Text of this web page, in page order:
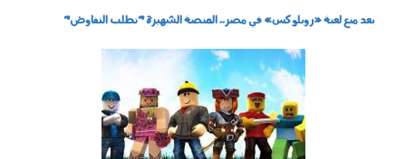
بعد منع لعبة «روبلوكس» في مصر.. المنصة الشهيرة "تطلب التفاوض"